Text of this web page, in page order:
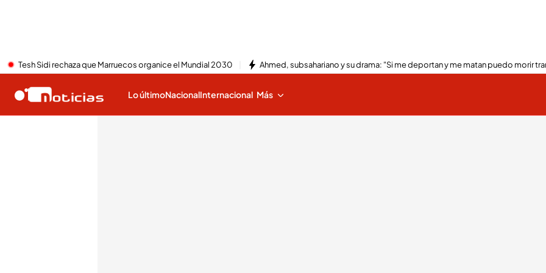
Tesh Sidi rechaza que Marruecos organice el Mundial 2030 Ahmed, subsahariano y su drama: "Si me deportan y me matan puedo morir
Lo últimoNacionalInternacional Más